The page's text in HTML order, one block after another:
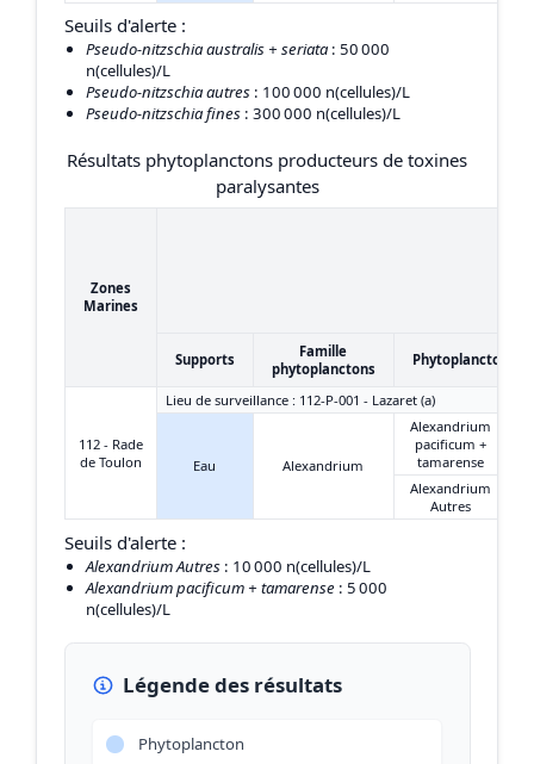
Seuils d'alerte :
Pseudo-nitzschia australis + seriata : 50 000
n(cellules)/L
Pseudo-nitzschia autres : 100 000 n(cellules)/L
Pseudo-nitzschia fines : 300 000 n(cellules)/L
Résultats phytoplanctons producteurs de toxines
paralysantes
Zones
Marines
Supports
Famille
phytoplanctons
Phytoplanctons
112 - Rade
de Toulon
Lieu de surveillance : 112-P-001 - Lazaret (a)
Eau Alexandrium
Alexandrium
pacificum +
tamarense
Alexandrium
Autres
Seuils d'alerte :
Alexandrium Autres : 10 000 n(cellules)/L
Alexandrium pacificum + tamarense : 5 000
n(cellules)/L
Légende des résultats
Phytoplancton